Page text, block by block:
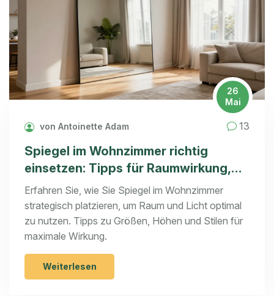
26
Mai
von Antoinette Adam 13
Spiegel im Wohnzimmer richtig
einsetzen: Tipps für Raumwirkung,
Licht und Proportionen
Erfahren Sie, wie Sie Spiegel im Wohnzimmer
strategisch platzieren, um Raum und Licht optimal
zu nutzen. Tipps zu Größen, Höhen und Stilen für
maximale Wirkung.
Weiterlesen